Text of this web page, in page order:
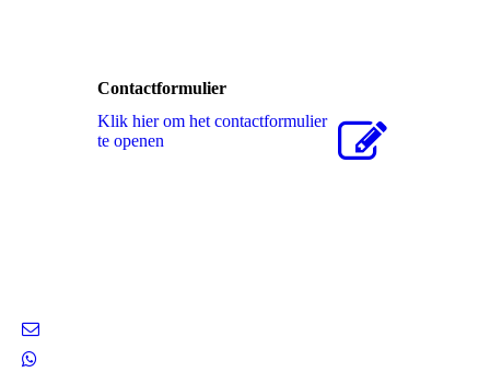
Contactformulier
Klik hier om het contactformulier
te openen